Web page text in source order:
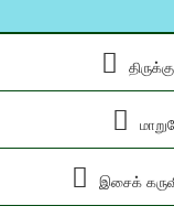
இசைக்